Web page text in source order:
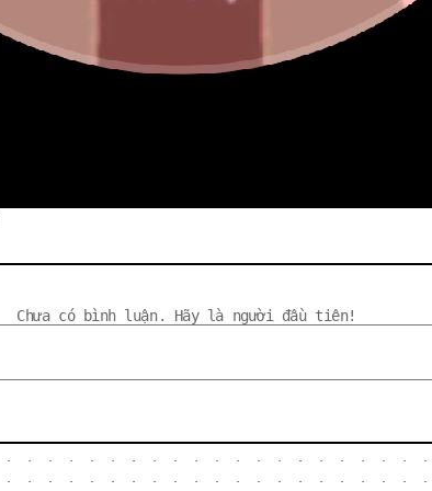
Chưa có bình luận. Hãy là người đầu tiên!